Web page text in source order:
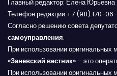
ц
и
я
Главный редактор: Елена Юрьевна
Телефон редакции +7 (911) 170-
Согласно решению совета
самоуправления.
При использовании
«Заневский вестник» – это
При использовании оригинальных